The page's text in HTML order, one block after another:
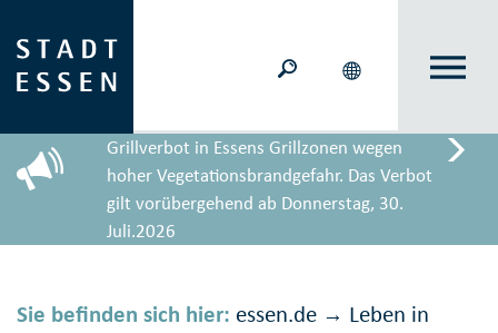
Grillverbot in Essens Grillzonen wegen
hoher Vegetationsbrandgefahr. Das Verbot
gilt vorübergehend ab Donnerstag, 30.
Juli.2026
Sie befinden sich hier: essen.de → Leben in